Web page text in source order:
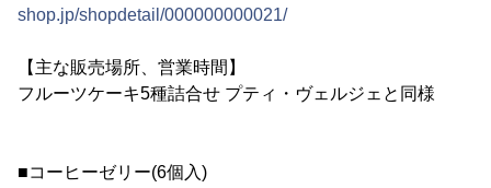
shop.jp/shopdetail/000000000021/
【主な販売場所、営業時間】
フルーツケーキ5種詰合せ プティ・ヴェルジェと同様
■コーヒーゼリー(6個入)